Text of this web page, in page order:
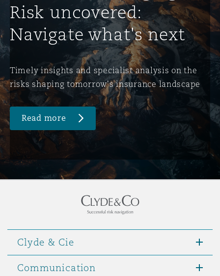
Risk uncovered:
Navigate what's next
Timely insights and specialist analysis on the
risks shaping tomorrow's insurance landscape
Read more
Clyde & Cie
Communication